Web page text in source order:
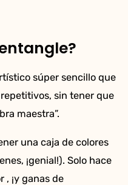
súper sencillo que
sin tener que
maestra”.
una caja de colores
¡genial!). Solo hace
, ¡y ganas de